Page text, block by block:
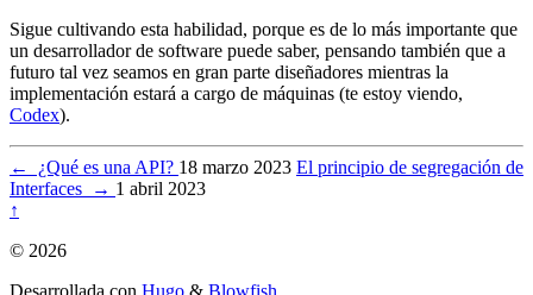
Sigue cultivando esta habilidad, porque es de lo más importante que
un desarrollador de software puede saber, pensando también que a
futuro tal vez seamos en gran parte diseñadores mientras la
implementación estará a cargo de máquinas (te estoy viendo,
Codex).
← ¿Qué es una API? 18 marzo 2023 El principio de segregación de
Interfaces
→ 1 abril 2023
↑
© 2026
Desarrollada con Hugo & Blowfish